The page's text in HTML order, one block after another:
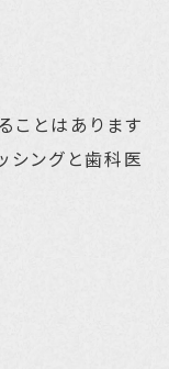
ことはあります
シングと歯科医